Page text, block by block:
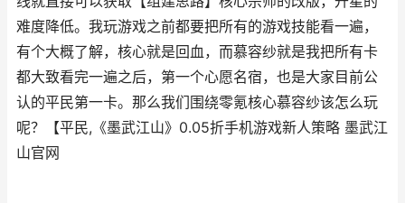
难度降低。我玩游戏之前都要把所有的游戏技能看一遍，
有个大概了解，核心就是回血，而慕容纱就是我把所有卡
都大致看完一遍之后，第一个心愿名宿，也是大家目前公
认的平民第一卡。那么我们围绕零氪核心慕容纱该怎么玩
呢？【平民,《墨武江山》0.05折手机游戏新人策略 墨武江
山官网